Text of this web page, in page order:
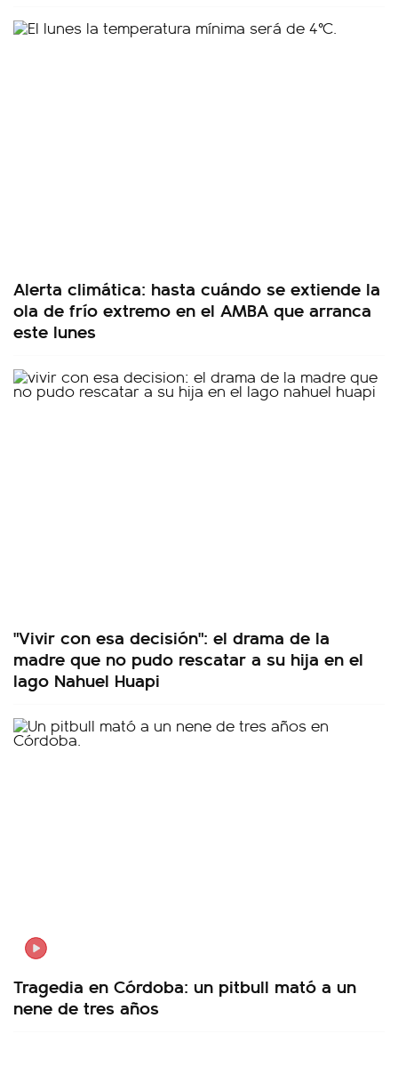
Alerta climática: hasta cuándo se extiende la
ola de frío extremo en el AMBA que arranca
este lunes
"Vivir con esa decisión": el drama de la
madre que no pudo rescatar a su hija en el
lago Nahuel Huapi
Tragedia en Córdoba: un pitbull mató a un
nene de tres años